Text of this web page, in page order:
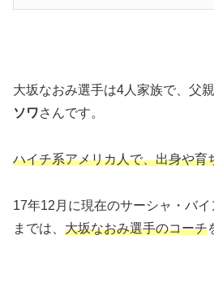
大坂なおみ選手は4人家族で、父
ソワさんです。
ハイチ系アメリカ人で、出身や育
17年12月に現在のサーシャ・バ
までは、 大坂なおみ選手のコーチ